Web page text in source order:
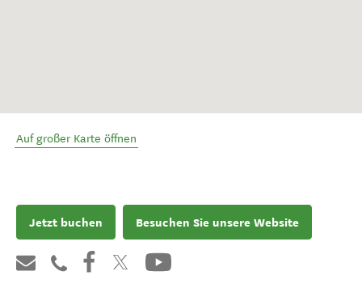
Auf großer Karte öffnen
Jetzt buchen Besuchen Sie unsere Website